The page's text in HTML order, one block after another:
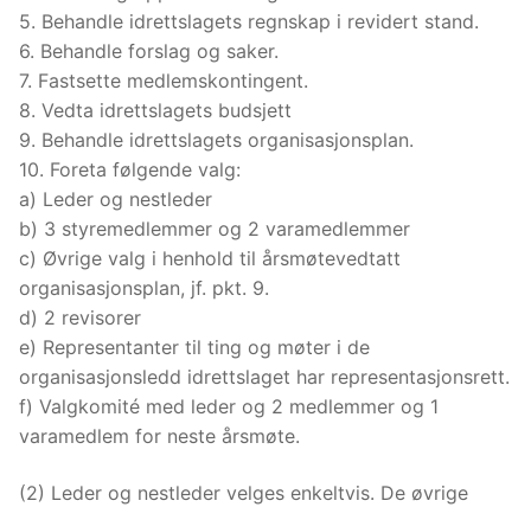
5. Behandle idrettslagets regnskap i revidert stand.
6. Behandle forslag og saker.
7. Fastsette medlemskontingent.
8. Vedta idrettslagets budsjett
9. Behandle idrettslagets organisasjonsplan.
10. Foreta følgende valg:
a) Leder og nestleder
b) 3 styremedlemmer og 2 varamedlemmer
c) Øvrige valg i henhold til årsmøtevedtatt
organisasjonsplan, jf. pkt. 9.
d) 2 revisorer
e) Representanter til ting og møter i de
organisasjonsledd idrettslaget har representasjonsrett.
f) Valgkomité med leder og 2 medlemmer og 1
varamedlem for neste årsmøte.
(2) Leder og nestleder velges enkeltvis. De øvrige